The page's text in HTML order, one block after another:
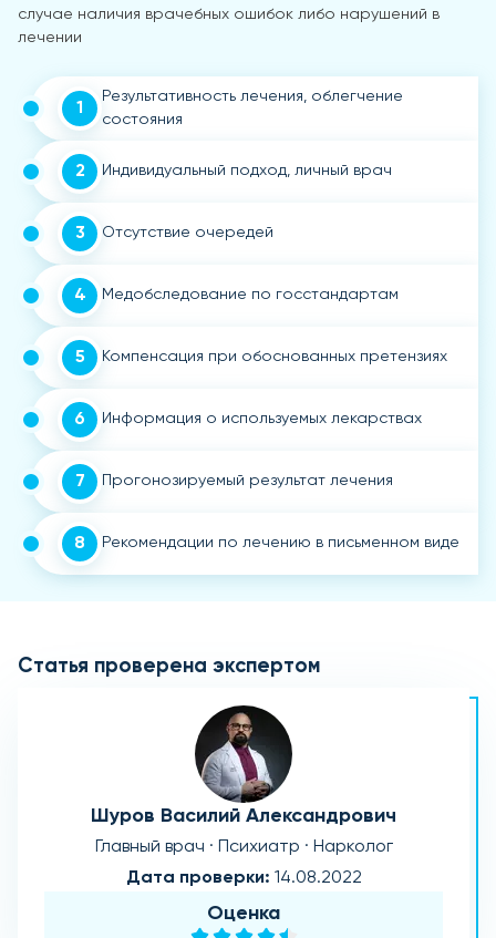
случае наличия врачебных ошибок либо нарушений в
лечении
1
Результативность лечения, облегчение
состояния
2 Индивидуальный подход, личный врач
3 Отсутствие очередей
4 Медобследование по госстандартам
5 Компенсация при обоснованных претензиях
6 Информация о используемых лекарствах
7 Прогонозируемый результат лечения
8 Рекомендации по лечению в письменном виде
Статья проверена экспертом
Шуров Василий Александрович
Главный врач · Психиатр · Нарколог
Дата проверки: 14.08.2022
Оценка